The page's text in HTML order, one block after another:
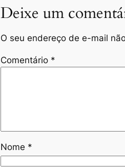
Deixe um
O seu endereço de e-mail
Comentário *
Nome *